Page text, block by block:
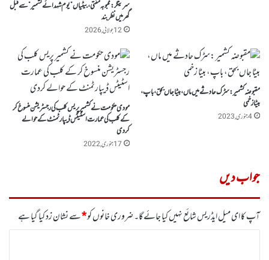
سرینگر : محبوبہ مفتی ، بیٹیاں ”یوم شہدائے کشمیر” سے قبل
گھر میں نظر بند
12 جولائی, 2026
مقبوضہ کشمیر :سڑک حادثے میں ماں، بیٹا جاں بحق، باپ،
بیٹا زخمی
4 جنوری, 2023
مودی حکومت نے کشمیر پریس کلب کی رجسٹریشن منسوخ کر
کے کلب کی عمارت اسٹیٹس ڈیپارٹمنٹ کے حوالے
کردی
17 جنوری, 2022
جواب دیں
آپ کا ای میل ایڈریس شائع نہیں کیا جائے گا۔ضروری خانوں کو*سے نشان زد کیا گیا ہے